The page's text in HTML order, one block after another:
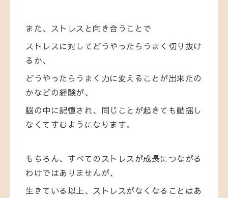
また、ストレスと向き合うことで
ストレスに対してどうやったらうまく切り抜け
るか、
どうやったらうまく力に変えることが出来たの
かなどの経験が、
脳の中に記憶され、同じことが起きても動揺し
なくてすむようになります。
もちろん、すべてのストレスが成長につながる
わけではありませんが、
生きている以上、ストレスがなくなることはあ